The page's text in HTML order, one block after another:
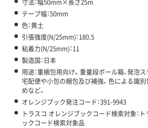
テープ幅：50mm
色：黄土
引張強度(N/25mm)：180.5
粘着力(N/25mm)：11
製造国：日本
用途：重梱包用向け。重量段ボール箱、発泡
宅配便や小包の梱包及び補強。色による識別
めなど。
オレンジブック発注コード：391-9943
トラスコ オレンジブックコード検索対象：
ックコード検索対象品